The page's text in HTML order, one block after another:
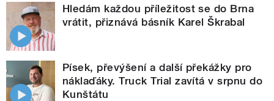
Hledám každou příležitost se do Brna
vrátit, přiznává básník Karel Škrabal
Písek, převýšení a další překážky pro
náklaďáky. Truck Trial zavítá v srpnu do
Kunštátu